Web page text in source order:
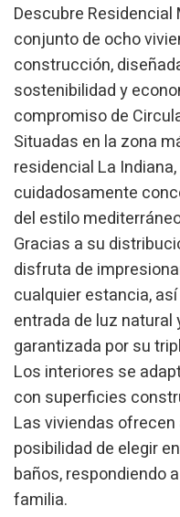
Descubre
conjunto de ocho
construcción,
sostenibilidad y
compromiso de
Situadas en la zona
residencial La
cuidadosamente
del estilo
Gracias a su
disfruta de
cualquier estancia,
entrada de luz
garantizada por su
Los interiores se
con superficies
Las viviendas
posibilidad de elegir
baños, respondiendo
familia.